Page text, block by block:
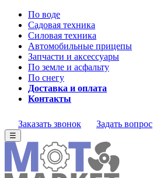
По воде
Садовая техника
Силовая техника
Автомобильные прицепы
Запчасти и аксессуары
По земле и асфальту
По снегу
Доставка и оплата
Контакты
Заказать звонок Задать вопрос
☰